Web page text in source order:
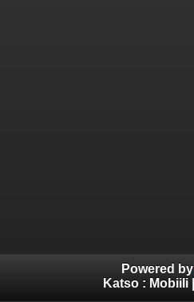
Powered by
Katso : Mobiili